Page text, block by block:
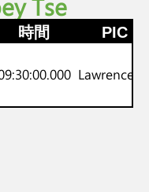
Tse
時間 PIC
Lawrence Lo